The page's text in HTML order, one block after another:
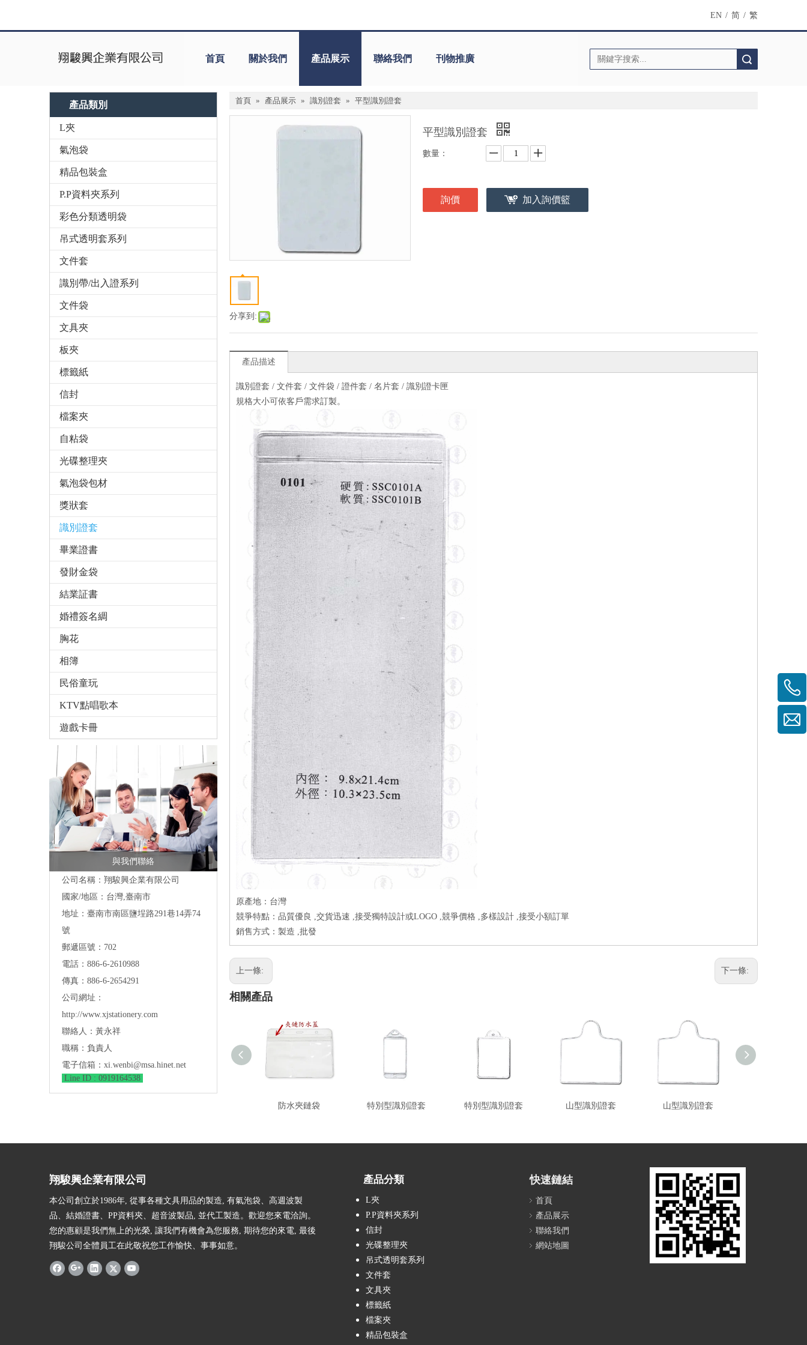
EN / 简 / 繁
首頁 關於我們 產品展示 聯絡我們 刊物推廣
產品類別
L夾
氣泡袋
精品包裝盒
P.P資料夾系列
彩色分類透明袋
吊式透明套系列
文件套
識別帶/出入證系列
文件袋
文具夾
板夾
標籤紙
信封
檔案夾
自粘袋
光碟整理夾
氣泡袋包材
獎狀套
識別證套
畢業證書
發財金袋
結業証書
婚禮簽名綢
胸花
相簿
民俗童玩
KTV點唱歌本
遊戲卡冊
與我們聯絡
公司名稱：翔駿興企業有限公司
國家/地區：台灣,臺南市
地址： 臺南市南區鹽埕路291巷14弄74
號
郵遞區號：702
電話：886-6-2610988
傳真：886-6-2654291
公司網址：
http://www.xjstationery.com
聯絡人：黃永祥
職稱：負責人
電子信箱： xi.wenbi@msa.hinet.net
Line ID : 0919164538
首頁 » 產品展示 » 識別證套 » 平型識別證套
分享到:
平型識別證套
數量：
詢價 加入詢價籃
產品描述
識別證套 / 文件套 / 文件袋 / 證件套 / 名片套 / 識別證卡匣
規格大小可依客戶需求訂製。
原產地：台灣
競爭特點：品質優良 ,交貨迅速 ,接受獨特設計或LOGO ,競爭價格 ,多樣設計 ,接受小額訂單
銷售方式：製造 ,批發
上一條: 下一條:
相關產品
防水夾鏈袋 特別型識別證套 特別型識別證套 山型識別證套 山型識別證套
翔駿興企業有限公司
本公司創立於1986年, 從事各種文具用品的製造, 有氣泡袋、高週波製
品、結婚證書、PP資料夾、超音波製品, 並代工製造。歡迎您來電洽詢。
您的惠顧是我們無上的光榮, 讓我們有機會為您服務, 期待您的來電, 最後
翔駿公司全體員工在此敬祝您工作愉快、事事如意。
產品分類
L夾
P.P資料夾系列
信封
光碟整理夾
吊式透明套系列
文件套
文具夾
標籤紙
檔案夾
精品包裝盒
快速鏈結
首頁
產品展示
聯絡我們
網站地圖